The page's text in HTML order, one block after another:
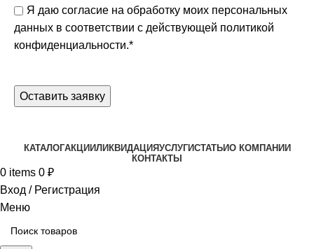
Я даю согласие на обработку моих персональных
данных в соответствии с действующей политикой
конфиденциальности.*
КАТАЛОГАКЦИИЛИКВИДАЦИЯУСЛУГИСТАТЬИО КОМПАНИИ
КОНТАКТЫ
0 items 0 ₽
Вход / Регистрация
Меню